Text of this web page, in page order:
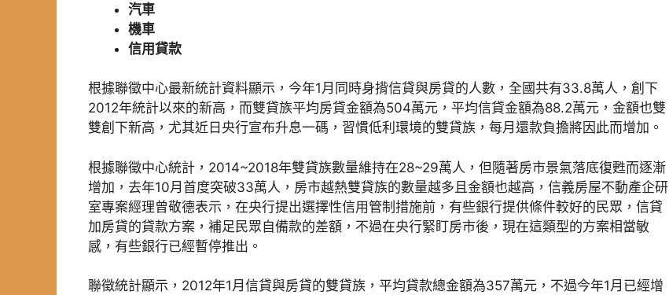
汽車
機車
信用貸款
根據聯徵中心最新統計資料顯示，今年1月同時身揹信貸與房貸的人數，全國共有33.8萬人，創下
2012年統計以來的新高，而雙貸族平均房貸金額為504萬元，平均信貸金額為88.2萬元，金額也雙
雙創下新高，尤其近日央行宣布升息一碼，習慣低利環境的雙貸族，每月還款負擔將因此而增加。
根據聯徵中心統計，2014~2018年雙貸族數量維持在28~29萬人，但隨著房市景氣落底復甦而逐漸
增加，去年10月首度突破33萬人，房市越熱雙貸族的數量越多且金額也越高，信義房屋不動產企研
室專案經理曾敬德表示，在央行提出選擇性信用管制措施前，有些銀行提供條件較好的民眾，信貸
加房貸的貸款方案，補足民眾自備款的差額，不過在央行緊盯房市後，現在這類型的方案相當敏
感，有些銀行已經暫停推出。
聯徵統計顯示，2012年1月信貸與房貸的雙貸族，平均貸款總金額為357萬元，不過今年1月已經增